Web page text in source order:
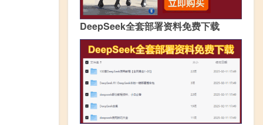
DeepSeek全套部署资料免费下载